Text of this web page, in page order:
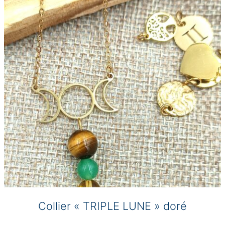
peuvent
être
choisies
sur
la
page
du
produit
Collier « TRIPLE LUNE » doré